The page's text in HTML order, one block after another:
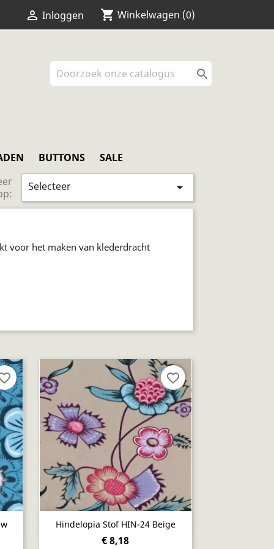
 Inloggen shopping_cart Winkelwagen (0)
BUTTONS SALE

voor het maken van klederdracht
Selecteer 
Hindelopia Stof HIN-24 Beige
€ 8,18
Snel bekijken
favorite_border